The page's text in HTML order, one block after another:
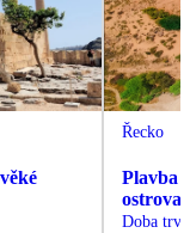
Řecko
Plavba
ostrova
Doba